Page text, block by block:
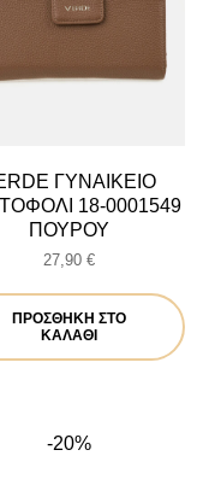
ΓΥΝΑΙΚΕΙΟ
18-0001549
ΠΟΥΡΟΥ
27,90 €
ΠΡΟΣΘΉΚΗ ΣΤΟ
ΚΑΛΆΘΙ
-20%